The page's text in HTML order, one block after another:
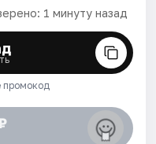
1 минуту назад
промокод